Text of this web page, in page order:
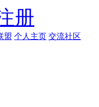
册
盟 个人主页 交流社区